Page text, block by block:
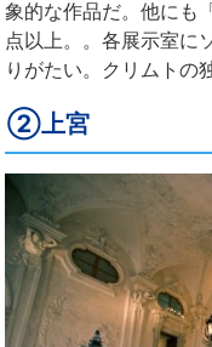
象的な作品だ。他にも
点以上。。各展示室に
りがたい。クリムトの
②上宮